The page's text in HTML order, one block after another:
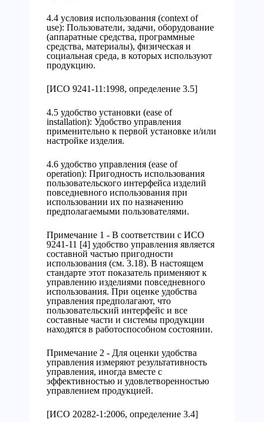
4.4 условия использования (context of
use): Пользователи, задачи, оборудование
(аппаратные средства, программные
средства, материалы), физическая и
социальная среда, в которых используют
продукцию.
[ИСО 9241-11:1998, определение 3.5]
4.5 удобство установки (ease of
installation): Удобство управления
применительно к первой установке и/или
настройке изделия.
4.6 удобство управления (ease of
operation): Пригодность использования
пользовательского интерфейса изделий
повседневного использования при
использовании их по назначению
предполагаемыми пользователями.
Примечание 1 - В соответствии с ИСО
9241-11 [4] удобство управления является
составной частью пригодности
использования (см. 3.18). В настоящем
стандарте этот показатель применяют к
управлению изделиями повседневного
использования. При оценке удобства
управления предполагают, что
пользовательский интерфейс и все
составные части и системы продукции
находятся в работоспособном состоянии.
Примечание 2 - Для оценки удобства
управления измеряют результативность
управления, иногда вместе с
эффективностью и удовлетворенностью
управлением продукцией.
[ИСО 20282-1:2006, определение 3.4]